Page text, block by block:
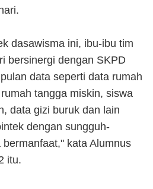
dasawisma ini, ibu-ibu tim
bersinergi dengan SKPD
data seperti data rumah
tangga miskin, siswa
data gizi buruk dan lain
dengan sungguh-
kata Alumnus
itu.